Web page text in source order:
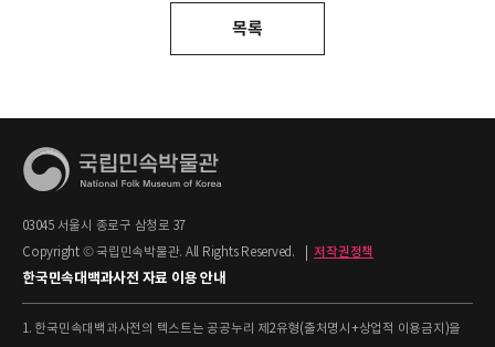
목록
03045 서울시 종로구 삼청로 37
Copyright © 국립민속박물관. All Rights Reserved.
저작권정책
한국민속대백과사전 자료 이용 안내
1. 한국민속대백과사전의 텍스트는 공공누리 제2유형(출처명시+상업적 이용금지)을